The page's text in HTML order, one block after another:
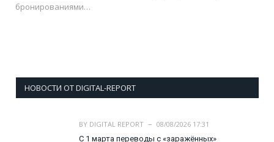
бронированиями…
НОВОСТИ ОТ DIGITAL-REPORT
BY DIGITAL REPORT
08/08/2026 17:31
С 1 марта переводы с «заражённых»